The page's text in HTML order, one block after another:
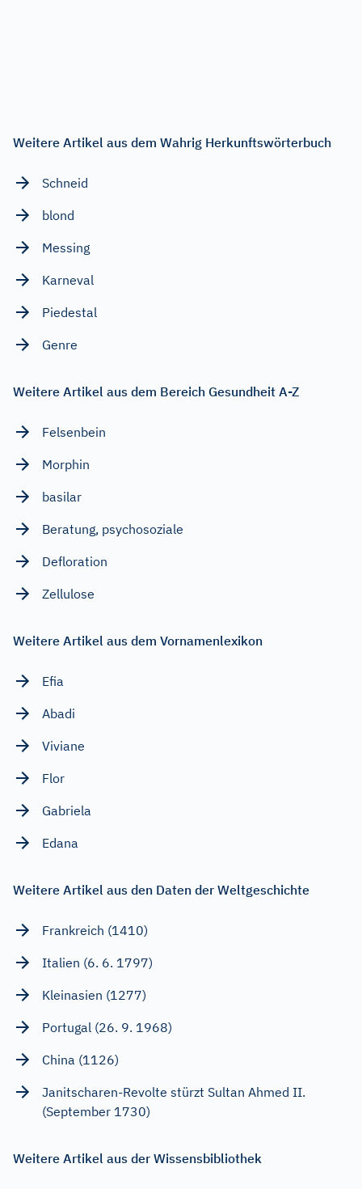
Weitere Artikel aus dem Wahrig Herkunftswörterbuch
Schneid
blond
Messing
Karneval
Piedestal
Genre
Weitere Artikel aus dem Bereich Gesundheit A-Z
Felsenbein
Morphin
basilar
Beratung, psychosoziale
Defloration
Zellulose
Weitere Artikel aus dem Vornamenlexikon
Efia
Abadi
Viviane
Flor
Gabriela
Edana
Weitere Artikel aus den Daten der Weltgeschichte
Frankreich (1410)
Italien (6. 6. 1797)
Kleinasien (1277)
Portugal (26. 9. 1968)
China (1126)
Janitscharen-Revolte stürzt Sultan Ahmed II.
(September 1730)
Weitere Artikel aus der Wissensbibliothek